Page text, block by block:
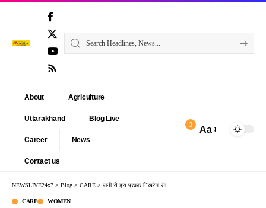
About Agriculture
Uttarakhand Blog Live
Career News
Contact us
3 Aa
NEWSLIVE24x7 > Blog > CARE > पानी से इस प्रकार निखरेगा रंग
CARE WOMEN